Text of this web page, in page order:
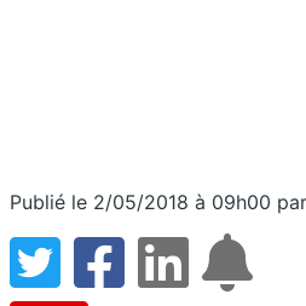
Publié le 2/05/2018 à 09h00 par